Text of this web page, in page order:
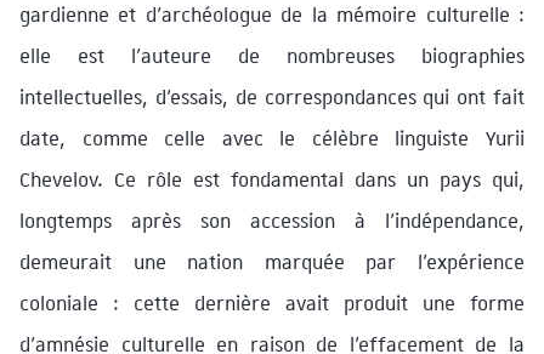
gardienne et d’archéologue de la mémoire culturelle :
elle est l’auteure de nombreuses biographies
intellectuelles, d’essais, de correspondances qui ont fait
date, comme celle avec le célèbre linguiste Yurii
Chevelov. Ce rôle est fondamental dans un pays qui,
longtemps après son accession à l’indépendance,
demeurait une nation marquée par l’expérience
coloniale : cette dernière avait produit une forme
d’amnésie culturelle en raison de l’effacement de la